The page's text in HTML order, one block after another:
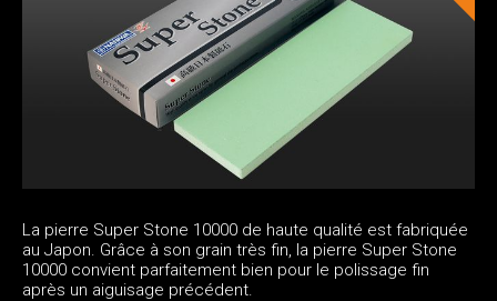
La pierre Super Stone 10000 de haute qualité est fabriquée
au Japon. Grâce à son grain très fin, la pierre Super Stone
10000 convient parfaitement bien pour le polissage fin
après un aiguisage précédent.